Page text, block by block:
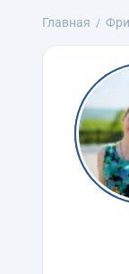
Главная